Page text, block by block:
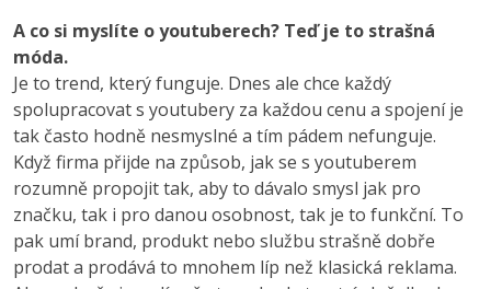
A co si myslíte o youtuberech? Teď je to strašná
móda.
Je to trend, který funguje. Dnes ale chce každý
spolupracovat s youtubery za každou cenu a spojení je
tak často hodně nesmyslné a tím pádem nefunguje.
Když firma přijde na způsob, jak se s youtuberem
rozumně propojit tak, aby to dávalo smysl jak pro
značku, tak i pro danou osobnost, tak je to funkční. To
pak umí brand, produkt nebo službu strašně dobře
prodat a prodává to mnohem líp než klasická reklama.